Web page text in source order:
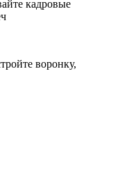
кадровые
воронку,